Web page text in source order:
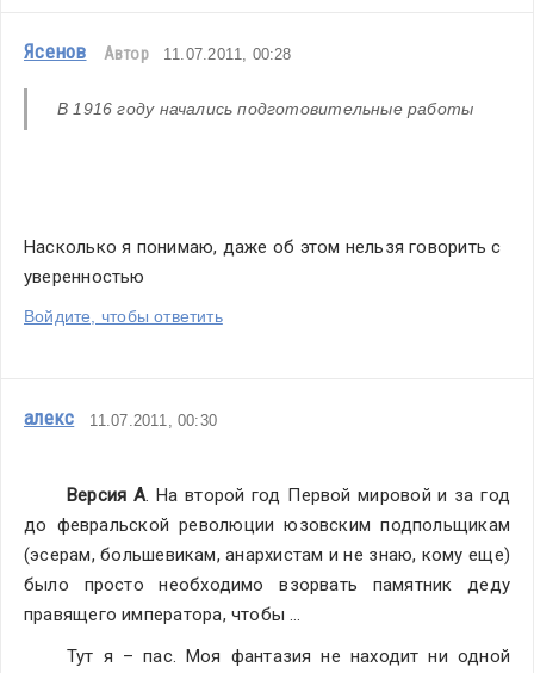
Ясенов Автор 11.07.2011, 00:28
В 1916 году начались подготовительные работы
Насколько я понимаю, даже об этом нельзя говорить с
уверенностью
Войдите, чтобы ответить
алекс 11.07.2011, 00:30
Версия А. На второй год Первой мировой и за год
до февральской революции юзовским подпольщикам
(эсерам, большевикам, анархистам и не знаю, кому еще)
было просто необходимо взорвать памятник деду
правящего императора, чтобы …
Тут я – пас. Моя фантазия не находит ни одной